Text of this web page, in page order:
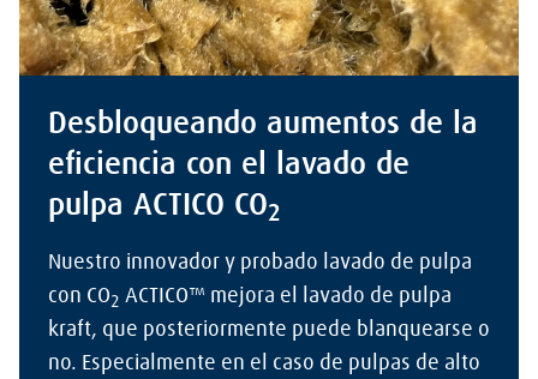
Desbloqueando aumentos de la
eficiencia con el lavado de
pulpa ACTICO CO2
Nuestro innovador y probado lavado de pulpa
con CO2 ACTICO™ mejora el lavado de pulpa
kraft, que posteriormente puede blanquearse o
no. Especialmente en el caso de pulpas de alto